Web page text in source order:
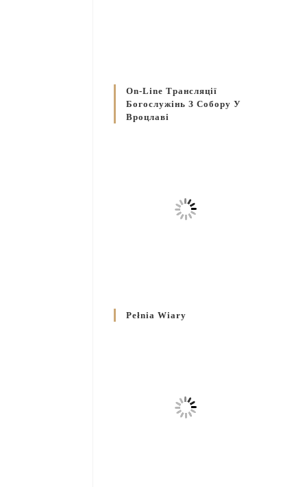
On-Line Трансляції
Богослужінь З Собору У
Вроцлаві
Pełnia Wiary